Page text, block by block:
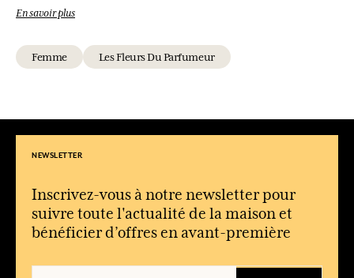
C’est une eau de toilette florale, poudrée et boisée avec des notes
de mandarine verte, poire, néroli, iris, violette, musc, cèdre et
Oui, elle comprend également des savons, des crèmes pour les
mains et des accessoires parfumés pour prolonger le sillage.
Le parfum est-il plutôt léger ou intense ?
boisé discret qui apporte de la tenue.
Convient-il pour un usage quotidien ?
Oui, sa douceur florale et sa signature raffinée en font un
En savoir plus
Femme Les Fleurs Du Parfumeur
NEWSLETTER
Inscrivez-vous à notre newsletter pour
suivre toute l'actualité de la maison et
bénéficier d’offres en avant-première